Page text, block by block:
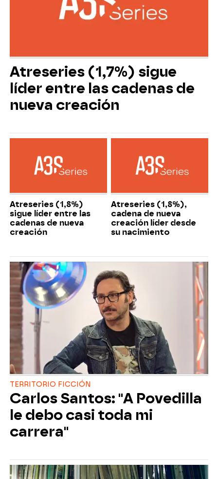
Atreseries (1,7%) sigue
líder entre las cadenas de
nueva creación
Atreseries (1,8%)
sigue líder entre las
cadenas de nueva
creación
Atreseries (1,8%),
cadena de nueva
creación líder desde
su nacimiento
TERRITORIO FICCIÓN
Carlos Santos: "A Povedilla
le debo casi toda mi
carrera"